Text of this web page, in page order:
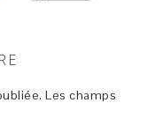
Les champs